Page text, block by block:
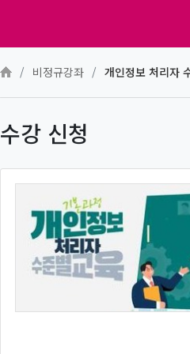
비정규강좌 개인정보 처리자
수강 신청